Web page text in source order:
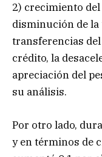
2) crecimiento
disminución de la
transferencias
crédito, la
apreciación del
su análisis.
Por otro lado,
y en términos de